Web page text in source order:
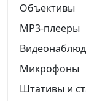
Объективы
MP3-плееры
Микрофоны
Штативы и